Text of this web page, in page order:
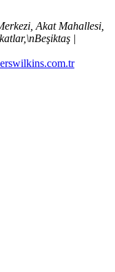
Akat Mahallesi,
|